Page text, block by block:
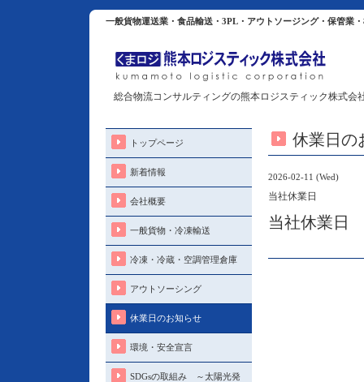
一般貨物運送業・食品輸送・3PL・アウトソージング・保管業
総合物流コンサルティングの熊本ロジスティック株式会
休業日の
2026-02-11 (Wed)
当社休業日
当社休業日
トップページ
新着情報
会社概要
一般貨物・冷凍輸送
冷凍・冷蔵・空調管理倉庫
アウトソーシング
休業日のお知らせ
環境・安全宣言
SDGsの取組み ～太陽光発